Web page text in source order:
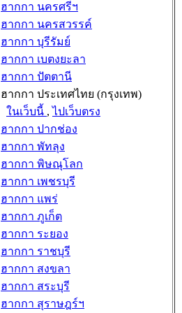
ฮากกา นครศรีฯ
ฮากกา นครสวรรค์
ฮากกา บุรีรัมย์
ฮากกา เบตงยะลา
ฮากกา ปัตตานี
ฮากกา ประเทศไทย (กรุงเทพ)
ในเว็บนี้ ,ไปเว็บตรง
ฮากกา ปากช่อง
ฮากกา พัทลุง
ฮากกา พิษณุโลก
ฮากกา เพชรบุรี
ฮากกา แพร่
ฮากกา ภูเก็ต
ฮากกา ระยอง
ฮากกา ราชบุรี
ฮากกา สงขลา
ฮากกา สระบุรี
ฮากกา สุราษฎร์ฯ